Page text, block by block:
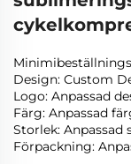
Design: Custom
Logo: Anpassad
Färg: Anpassad
Storlek: Anpassad
Förpackning: